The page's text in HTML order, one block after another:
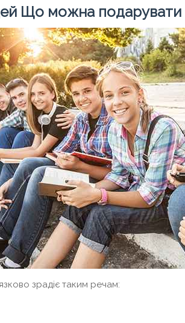
Що можна подарувати
зрадіє таким речам: